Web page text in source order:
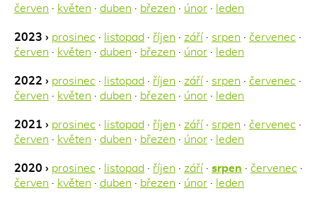
červen · květen · duben · březen · únor · leden
2023 › prosinec · listopad · říjen · září · srpen · červenec ·
červen · květen · duben · březen · únor · leden
2022 › prosinec · listopad · říjen · září · srpen · červenec ·
červen · květen · duben · březen · únor · leden
2021 › prosinec · listopad · říjen · září · srpen · červenec ·
červen · květen · duben · březen · únor · leden
2020 › prosinec · listopad · říjen · září · srpen · červenec ·
červen · květen · duben · březen · únor · leden